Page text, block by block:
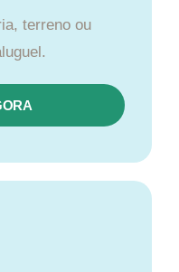
terreno ou